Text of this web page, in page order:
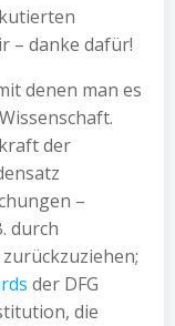
– danke dafür!
denen man es
der
–
durch
der DFG
die